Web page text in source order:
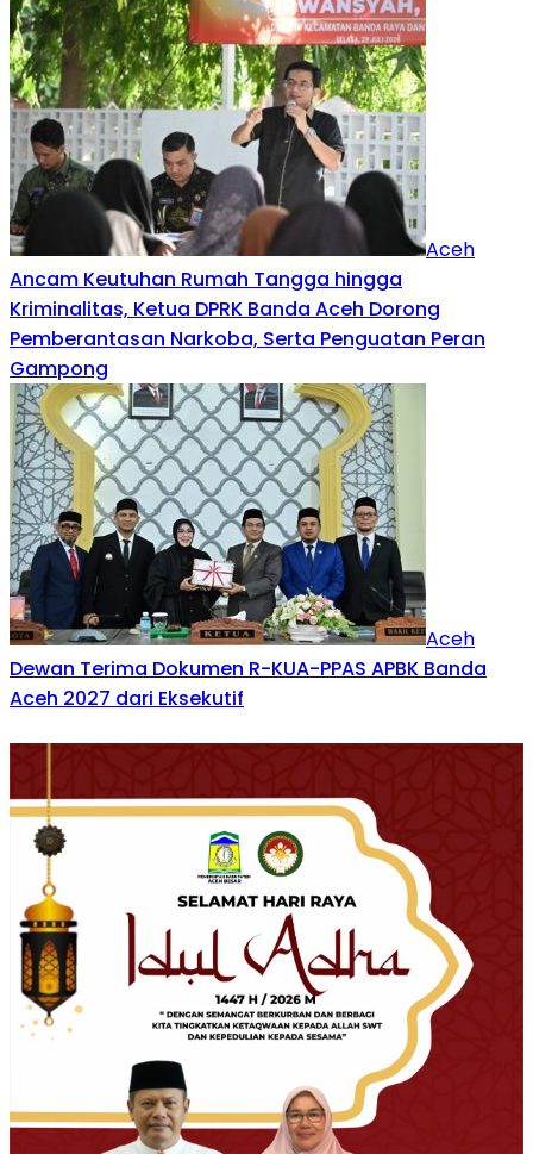
Aceh
Ancam Keutuhan Rumah Tangga hingga
Kriminalitas, Ketua DPRK Banda Aceh Dorong
Pemberantasan Narkoba, Serta Penguatan Peran
Gampong
Aceh
Dewan Terima Dokumen R-KUA-PPAS APBK Banda
Aceh 2027 dari Eksekutif